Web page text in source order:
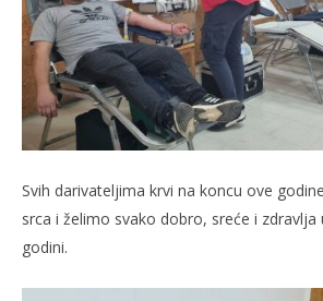
Svih darivateljima krvi na koncu ove
srca i želimo svako dobro, sreće i zdravlja
godini.